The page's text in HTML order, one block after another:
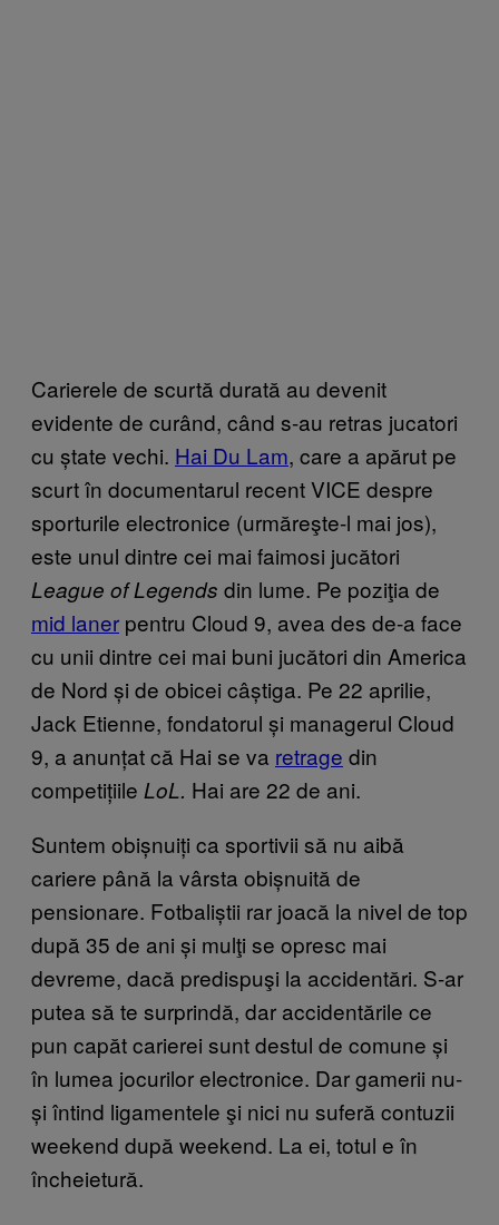
Carierele de scurtă durată au devenit
evidente de curând, când s-au retras jucatori
cu ștate vechi. Hai Du Lam, care a apărut pe
scurt în documentarul recent VICE despre
sporturile electronice (urmăreşte-l mai jos),
este unul dintre cei mai faimosi jucători
League of Legends din lume. Pe poziţia de
mid laner pentru Cloud 9, avea des de-a face
cu unii dintre cei mai buni jucători din America
de Nord și de obicei câștiga. Pe 22 aprilie,
Jack Etienne, fondatorul și managerul Cloud
9, a anunțat că Hai se va retrage din
competițiile LoL. Hai are 22 de ani.
Suntem obișnuiți ca sportivii să nu aibă
cariere până la vârsta obișnuită de
pensionare. Fotbaliștii rar joacă la nivel de top
după 35 de ani și mulţi se opresc mai
devreme, dacă predispuşi la accidentări. S-ar
putea să te surprindă, dar accidentările ce
pun capăt carierei sunt destul de comune și
în lumea jocurilor electronice. Dar gamerii nu-
și întind ligamentele şi nici nu suferă contuzii
weekend după weekend. La ei, totul e în
încheietură.